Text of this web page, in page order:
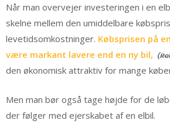
Når man overvejer investeringen i en
skelne mellem den umiddelbare
levetidsomkostninger. Købsprisen på
være markant lavere end en ny bil,
den økonomisk attraktiv for mange
Men man bør også tage højde for de
der følger med ejerskabet af en elbil.